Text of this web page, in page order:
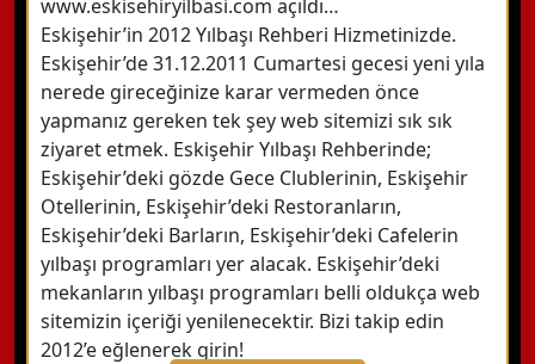
www.eskisehiryilbasi.com açıldı…
Eskişehir’in 2012 Yılbaşı Rehberi Hizmetinizde.
Eskişehir’de 31.12.2011 Cumartesi gecesi yeni yıla
nerede gireceğinize karar vermeden önce
yapmanız gereken tek şey web sitemizi sık sık
ziyaret etmek. Eskişehir Yılbaşı Rehberinde;
Eskişehir’deki gözde Gece Clublerinin, Eskişehir
Otellerinin, Eskişehir’deki Restoranların,
Eskişehir’deki Barların, Eskişehir’deki Cafelerin
yılbaşı programları yer alacak. Eskişehir’deki
mekanların yılbaşı programları belli oldukça web
sitemizin içeriği yenilenecektir. Bizi takip edin
2012’e eğlenerek girin!